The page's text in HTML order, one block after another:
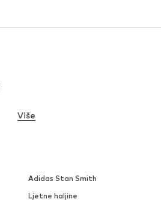
Adidas Stan Smith
Ljetne haljine
Više